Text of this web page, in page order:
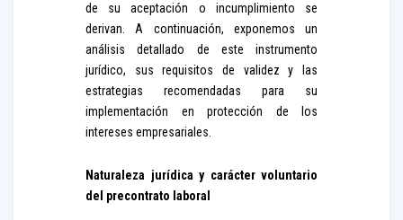
de su aceptación o incumplimiento se
derivan. A continuación, exponemos un
análisis detallado de este instrumento
jurídico, sus requisitos de validez y las
estrategias recomendadas para su
implementación en protección de los
intereses empresariales.
Naturaleza jurídica y carácter voluntario
del precontrato laboral